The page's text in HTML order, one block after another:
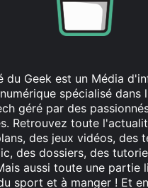
du Geek est un Média
spécialisé dans
géré par des
Retrouvez toute
des jeux vidéos, des
des dossiers, des
aussi toute une partie
sport et à manger ! Et